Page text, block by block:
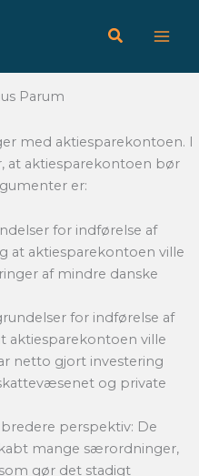
Parum
med aktiesparekontoen. I
at aktiesparekontoen bør
er:
for indførelse af
at aktiesparekontoen ville
af mindre danske
for indførelse af
aktiesparekontoen ville
netto gjort investering
og private
perspektiv: De
mange særordninger,
gør det stadigt